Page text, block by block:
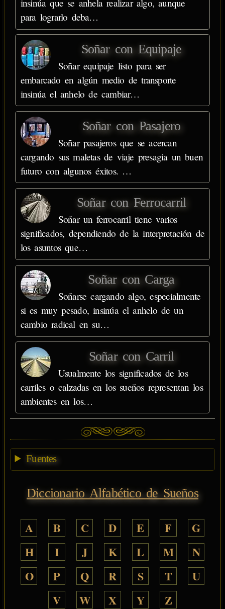
insinúa que se anhela realizar algo, aunque
para lograrlo deba…
Soñar con Equipaje
Soñar equipaje listo para ser
embarcado en algún medio de transporte
insinúa el anhelo de cambiar…
Soñar con Pasajero
Soñar pasajeros que se acercan
cargando sus maletas de viaje presagia un buen
futuro con algunos éxitos. …
Soñar con Ferrocarril
Soñar un ferrocarril tiene varios
significados, dependiendo de la interpretación de
los asuntos que…
Soñar con Carga
Soñarse cargando algo, especialmente
si es muy pesado, insinúa el anhelo de un
cambio radical en su…
Soñar con Carril
Usualmente los significados de los
carriles o calzadas en los sueños representan los
ambientes en los…
Fuentes
Diccionario Alfabético de Sueños
A B C D E F
G
H
I J K L M
N
O
P Q R S T
U
V
W X Y Z